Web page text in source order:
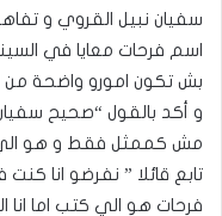
سفيان نبيل القروي و
اسم فرحات معايا في
بش تكون امورو واضحة من
و أكد بالقول “صحيح
مش كممثل فقط و هو الي
تابع قائلا ” نفرضو انا
فرحات هو الي كتب اما انا